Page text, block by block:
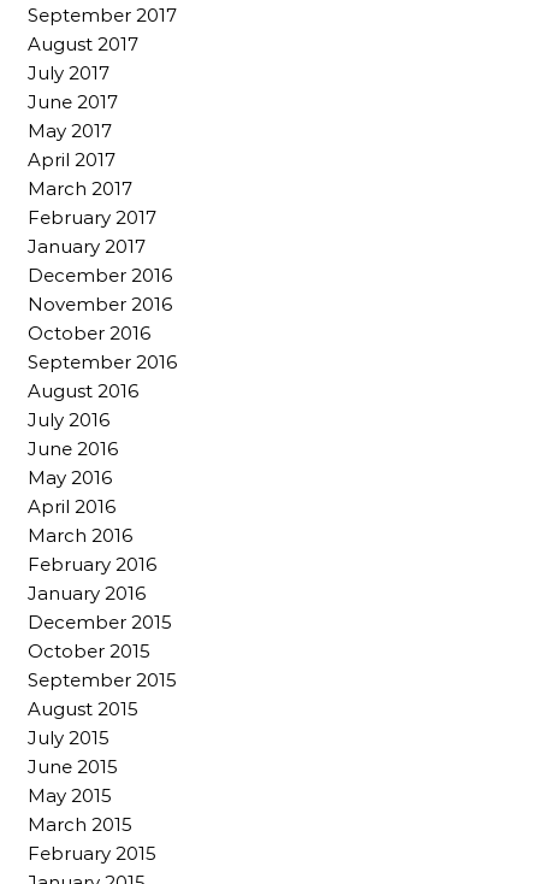
September 2017
August 2017
July 2017
June 2017
May 2017
April 2017
March 2017
February 2017
January 2017
December 2016
November 2016
October 2016
September 2016
August 2016
July 2016
June 2016
May 2016
April 2016
March 2016
February 2016
January 2016
December 2015
October 2015
September 2015
August 2015
July 2015
June 2015
May 2015
March 2015
February 2015